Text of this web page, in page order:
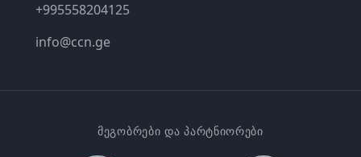
+995558204125
info@ccn.ge
ᲛᲔᲒᲝᲑᲠᲔᲑᲘ ᲓᲐ ᲞᲐᲠᲢᲜᲘᲝᲠᲔᲑᲘ